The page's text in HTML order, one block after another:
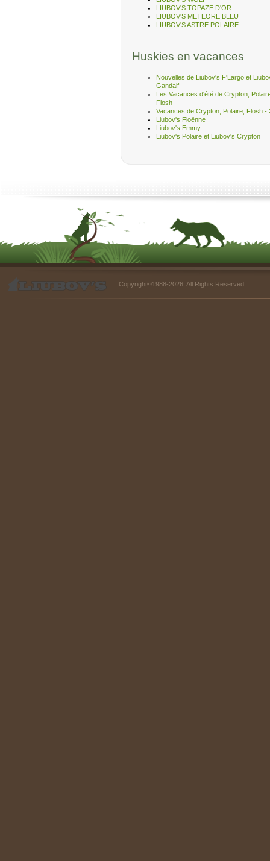
LIUBOV'S TOPAZE D'OR
LIUBOV'S METEORE BLEU
LIUBOV'S ASTRE POLAIRE
Huskies en vacances
Nouvelles de Liubov's F'Largo et
Gandalf
Les Vacances d'été de Crypton,
Flosh
Vacances de Crypton, Polaire, Flosh -
Liubov's Floënne
Liubov's Emmy
Liubov's Polaire et Liubov's Crypton
Copyright©1988-2026, All Rights Reserved